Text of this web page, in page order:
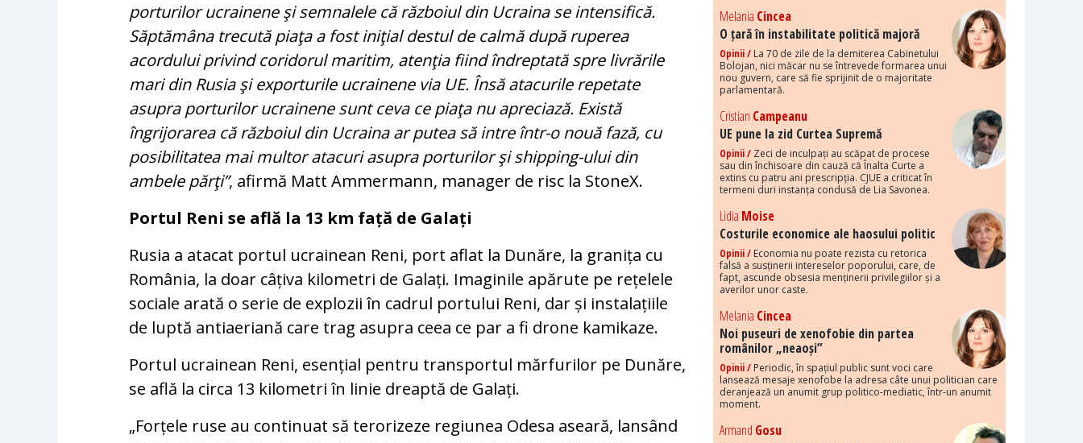
porturilor ucrainene şi semnalele că războiul din Ucraina se intensifică.
Săptămâna trecută piaţa a fost iniţial destul de calmă după ruperea
acordului privind coridorul maritim, atenţia fiind îndreptată spre livrările
mari din Rusia şi exporturile ucrainene via UE. Însă atacurile repetate
asupra porturilor ucrainene sunt ceva ce piaţa nu apreciază. Există
îngrijorarea că războiul din Ucraina ar putea să intre într-o nouă fază, cu
posibilitatea mai multor atacuri asupra porturilor şi shipping-ului din
ambele părţi”, afirmă Matt Ammermann, manager de risc la StoneX.
Portul Reni se află la 13 km față de Galați
Rusia a atacat portul ucrainean Reni, port aflat la Dunăre, la granița cu
România, la doar câțiva kilometri de Galați. Imaginile apărute pe rețelele
sociale arată o serie de explozii în cadrul portului Reni, dar și instalațiile
de luptă antiaeriană care trag asupra ceea ce par a fi drone kamikaze.
Portul ucrainean Reni, esențial pentru transportul mărfurilor pe Dunăre,
se află la circa 13 kilometri în linie dreaptă de Galați.
„Forțele ruse au continuat să terorizeze regiunea Odesa aseară, lansând
Melania Cincea
O țară în instabilitate politică majoră
Opinii / La 70 de zile de la demiterea Cabinetului
Bolojan, nici măcar nu se întrevede formarea unui
nou guvern, care să fie sprijinit de o majoritate
parlamentară.
Cristian Campeanu
UE pune la zid Curtea Supremă
Opinii / Zeci de inculpați au scăpat de procese
sau din închisoare din cauză că Înalta Curte a
extins cu patru ani prescripția. CJUE a criticat în
termeni duri instanța condusă de Lia Savonea.
Lidia Moise
Costurile economice ale haosului politic
Opinii / Economia nu poate rezista cu retorica
falsă a susținerii intereselor poporului, care, de
fapt, ascunde obsesia menținerii privilegiilor și a
averilor unor caste.
Melania Cincea
Noi puseuri de xenofobie din partea
românilor „neaoși”
Opinii / Periodic, în spațiul public sunt voci care
lansează mesaje xenofobe la adresa câte unui politician care
deranjează un anumit grup politico-mediatic, într-un anumit
moment.
Armand Gosu